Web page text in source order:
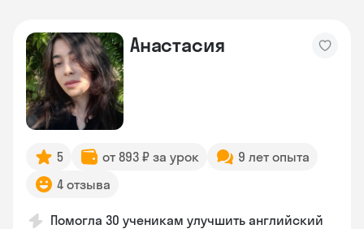
Анастасия
5 от 893 ₽ за урок
9 лет опыта
4 отзыва
Помогла 30 ученикам улучшить английский